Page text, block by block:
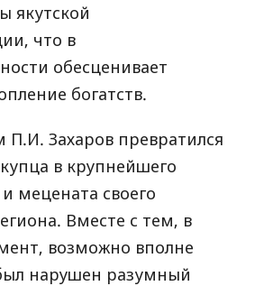
якутской
что в
обесценивает
богатств.
Захаров превратился
в крупнейшего
мецената своего
Вместе с тем, в
возможно вполне
нарушен разумный